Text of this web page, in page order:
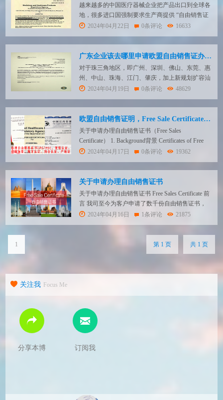
自由销售证书，能证明企业生产的产品满足欧盟...
越来越多的中国医疗器械企业把产品出口到全球各
地，很多进口国强制要求生产商提供 “自由销售证
书（FSC）” 他们并不认可中国药监局出具的相关
证书，只认可欧盟国家官方机构出具的 “自由销售
证书（FSC）”。1. 什么是自由销售证书?自由销售
证书Free SalesCertificates，简称FSC。通常用于医
疗产品的出口...
2024年04月22日 0条评论 16633
广东企业该去哪里申请欧盟自由销售证办理流程是什么
对于珠三角地区，即广州、深圳、佛山、东莞、惠
州、中山、珠海、江门、肇庆，加上新规划扩容汕
尾（深汕特别合作区）、清远、云浮、河源、韶
关，许多企业进行生产销售。平日里，总是有人会
问，什么是自由销售证，埃及、阿根廷、哥伦比
亚、越南、沙特等客户口中提到的欧盟自由销售证
是什么，怎么办，流程复杂吗，需要提供什么材
料，有效期多长，是...
2024年04月19日 0条评论 48629
欧盟自由销售证明，Free Sale Certificate，CFS认证
关于申请办理自由销售证书（Free Sales
Certificate） 1. Background背景 Certificates of Free
Sale are documentsused inthe registration or renewal of
the registration, of medical...
2024年04月17日 0条评论 19362
关于申请办理自由销售证书
关于申请办理自由销售证书 Free Sales Certificate 前
言 我司至今为客户申请了数千份自由销售证书，
其签发机构包括了国内行业协会、国内主管机构和
欧盟主管机构，其中欧盟主管机构（英国和荷兰）
签发的占到90%以上。 PART 1 自由销售证书的定
义 自由销售证明，又称为出口销售证明，英文名
2024年04月16日 1条评论 21875
第 1 页 共 1 页
1
关注我 Focus Me
分享本博 订阅我